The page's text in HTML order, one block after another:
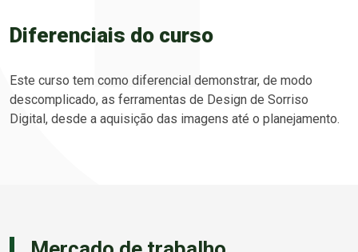
Diferenciais do curso
Este curso tem como diferencial demonstrar, de modo
descomplicado, as ferramentas de Design de Sorriso
Digital, desde a aquisição das imagens até o planejamento.